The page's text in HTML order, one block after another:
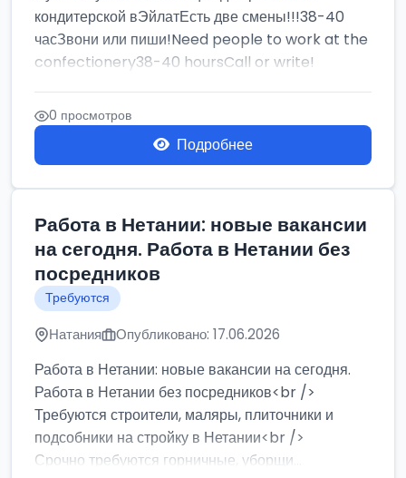
кондитерской вЭйлатЕсть две смены!!!38-40
часЗвони или пиши!Need people to work at the
confectionery38-40 hoursCall or write!
0 просмотров
Подробнее
Работа в Нетании: новые вакансии
на сегодня. Работа в Нетании без
посредников
Требуются
Натания Опубликовано: 17.06.2026
Работа в Нетании: новые вакансии на сегодня.
Работа в Нетании без посредников<br />
Требуются строители, маляры, плиточники и
подсобники на стройку в Нетании<br />
Срочно требуются горничные, уборщи...